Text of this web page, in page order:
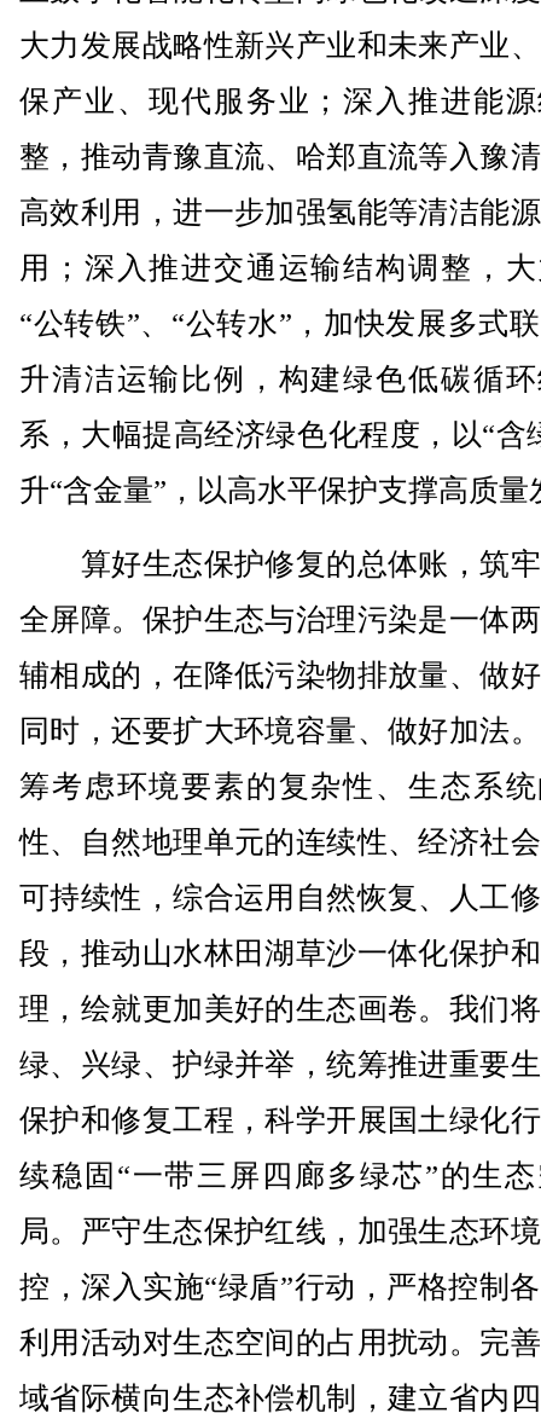
大力发展战略性新兴产业和未来产业
保产业、现代服务业；深入推进能
整，推动青豫直流、哈郑直流等入豫
高效利用，进一步加强氢能等清洁能
用；深入推进交通运输结构调整，
“公转铁”、“公转水”，加快发展多式
升清洁运输比例，构建绿色低碳循
系，大幅提高经济绿色化程度，以“含
升“含金量”，以高水平保护支撑高质量
算好生态保护修复的总体账，筑
全屏障。保护生态与治理污染是一体
辅相成的，在降低污染物排放量、做
同时，还要扩大环境容量、做好加法
筹考虑环境要素的复杂性、生态系
性、自然地理单元的连续性、经济社
可持续性，综合运用自然恢复、人工
段，推动山水林田湖草沙一体化保护
理，绘就更加美好的生态画卷。我们
绿、兴绿、护绿并举，统筹推进重要
保护和修复工程，科学开展国土绿化
续稳固“一带三屏四廊多绿芯”的生
局。严守生态保护红线，加强生态环
控，深入实施“绿盾”行动，严格控制
利用活动对生态空间的占用扰动。完
域省际横向生态补偿机制，建立省内